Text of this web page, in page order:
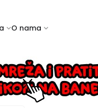
O nama